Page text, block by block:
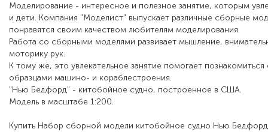
Моделирование - интересное и полезное занятие, которым
и дети. Компания "Моделист" выпускает различные сборные
понравятся своим качеством любителям моделирования.
Работа со сборными моделями развивает мышление,
моторику рук.
К тому же, это увлекательное занятие помогает
образцами машино- и кораблестроения.
"Нью Бедфорд" - китобойное судно, построенное в США.
Модель в масштабе 1:200.
Купить Набор сборной модели китобойное судно Нью